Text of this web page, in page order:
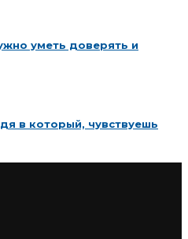
уметь доверять и
в который, чувствуешь